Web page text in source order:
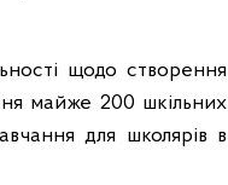
щодо створення
майже 200 шкільних
для школярів в